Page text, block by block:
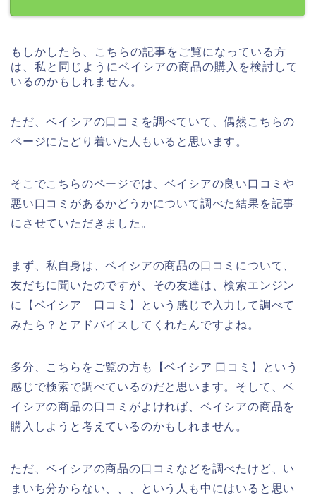
もしかしたら、こちらの記事をご覧になっている方
は、私と同じようにベイシアの商品の購入を検討して
いるのかもしれません。
ただ、ベイシアの口コミを調べていて、偶然こちらの
ページにたどり着いた人もいると思います。
そこでこちらのページでは、ベイシアの良い口コミや
悪い口コミがあるかどうかについて調べた結果を記事
にさせていただきました。
まず、私自身は、ベイシアの商品の口コミについて、
友だちに聞いたのですが、その友達は、検索エンジン
に【ベイシア 口コミ】という感じで入力して調べて
みたら？とアドバイスしてくれたんですよね。
多分、こちらをご覧の方も【ベイシア 口コミ】という
感じで検索で調べているのだと思います。そして、ベ
イシアの商品の口コミがよければ、ベイシアの商品を
購入しようと考えているのかもしれません。
ただ、ベイシアの商品の口コミなどを調べたけど、い
まいち分からない、、、という人も中にはいると思い